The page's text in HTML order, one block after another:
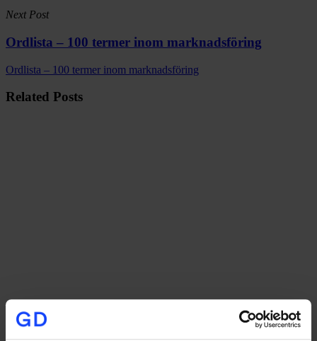
Next Post
Ordlista – 100 termer inom marknadsföring
Ordlista – 100 termer inom marknadsföring
Related Posts